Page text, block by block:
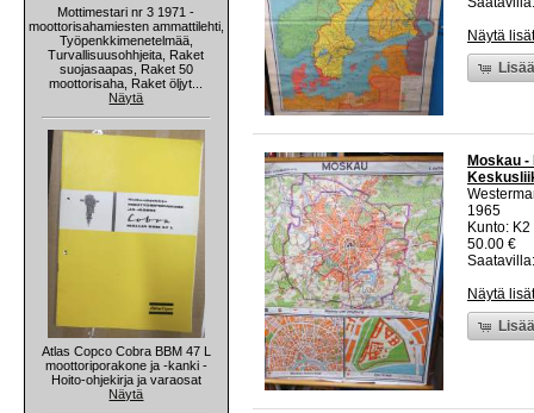
Mottimestari nr 3 1971 -
moottorisahamiesten ammattilehti,
Työpenkkimenetelmää,
Turvallisuusohhjeita, Raket
suojasaapas, Raket 50
moottorisaha, Raket öljyt...
Näytä
Atlas Copco Cobra BBM 47 L
moottoriporakone ja -kanki -
Hoito-ohjekirja ja varaosat
Näytä
Näytä
Moskau
1965
Kunto:
50.00 €
Näytä